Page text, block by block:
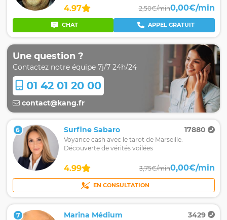
Une question ?
Contactez notre équipe 7j/7 24h/24
01 42 01 20 00
contact@kang.fr
4.97 2,50€/min0,00€/min
CHAT APPEL GRATUIT
6 Surfine Sabaro 17880
Voyance cash avec le tarot de Marseille.
Découverte de vérités voilées
4.99 3,75€/min0,00€/min
EN CONSULTATION
7 Marina Médium 3429